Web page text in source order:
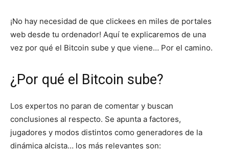
¡No hay necesidad de que clickees en miles de portales
web desde tu ordenador! Aquí te explicaremos de una
vez por qué el Bitcoin sube y que viene… Por el camino.
¿Por qué el Bitcoin sube?
Los expertos no paran de comentar y buscan
conclusiones al respecto. Se apunta a factores,
jugadores y modos distintos como generadores de la
dinámica alcista… los más relevantes son: